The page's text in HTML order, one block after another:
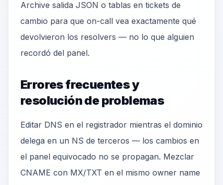
Archive salida JSON o tablas en tickets de
cambio para que on-call vea exactamente qué
devolvieron los resolvers — no lo que alguien
recordó del panel.
Errores frecuentes y
resolución de problemas
Editar DNS en el registrador mientras el dominio
delega en un NS de terceros — los cambios en
el panel equivocado no se propagan. Mezclar
CNAME con MX/TXT en el mismo owner name